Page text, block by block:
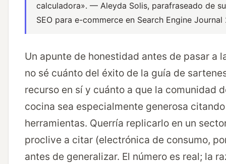
calculadora». — Aleyda Solis, parafraseado de
SEO para e-commerce en Search Engine Journal
Un apunte de honestidad antes de pasar a
no sé cuánto del éxito de la guía de
recurso en sí y cuánto a que la comunidad
cocina sea especialmente generosa citando
herramientas. Querría replicarlo en un
proclive a citar (electrónica de consumo,
antes de generalizar. El número es real; la